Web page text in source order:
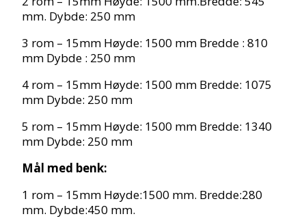
mm. Dybde: 250 mm
3 rom – 15mm Høyde: 1500 mm Bredde : 810
mm Dybde : 250 mm
4 rom – 15mm Høyde: 1500 mm Bredde: 1075
mm Dybde: 250 mm
5 rom – 15mm Høyde: 1500 mm Bredde: 1340
mm Dybde: 250 mm
Mål med benk:
1 rom – 15mm Høyde:1500 mm. Bredde:280
mm. Dybde:450 mm.